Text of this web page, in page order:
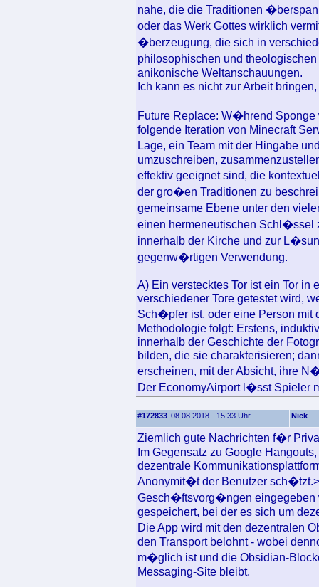
nahe, die die Traditionen
oder das Werk Gottes wirklich
�berzeugung, die sich in
philosophischen und
anikonische Weltanschauungen.
Ich kann es nicht zur Arbeit
Future Replace: W�hrend
folgende Iteration von Minecraft
Lage, ein Team mit der Hingabe
umzuschreiben,
effektiv geeignet sind, die
der gro�en Traditionen zu
gemeinsame Ebene unter den
einen hermeneutischen Schl�ssel
innerhalb der Kirche und zur
gegenw�rtigen Verwendung.
A) Ein verstecktes Tor ist ein Tor in
verschiedener Tore getestet wird,
Sch�pfer ist, oder eine Person mit
Methodologie folgt: Erstens,
innerhalb der Geschichte der
bilden, die sie charakterisieren;
erscheinen, mit der Absicht, ihre
Der EconomyAirport l�sst Spieler
#172833 08.08.2018 - 15:33 Uhr Nick
Ziemlich gute Nachrichten f�r
Im Gegensatz zu Google
dezentrale
Anonymit�t der Benutzer
Gesch�ftsvorg�ngen eingegeben
gespeichert, bei der es sich um
Die App wird mit den dezentralen
den Transport belohnt - wobei
m�glich ist und die Obsidian-
Messaging-Site bleibt.